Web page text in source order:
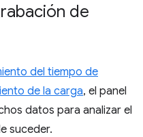
de
del tiempo de
de la carga, el panel
datos para analizar el
suceder.